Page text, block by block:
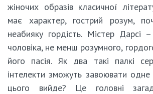
жіночих образів класичної
має характер, гострий розум,
неабияку гордість. Містер Дарсі
чоловіка, не менш розумного,
його пасія. Як два такі палкі
інтелекти зможуть завоювати
цього вийде? Це головні